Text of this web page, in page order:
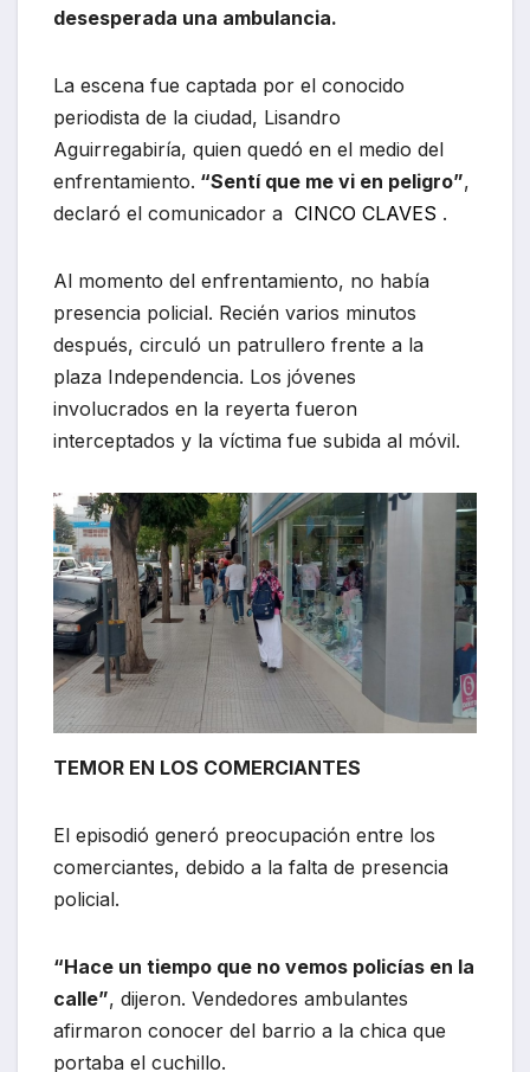
desesperada una ambulancia.
La escena fue captada por el conocido
periodista de la ciudad, Lisandro
Aguirregabiría, quien quedó en el medio del
enfrentamiento. “Sentí que me vi en peligro”,
declaró el comunicador a CINCO CLAVES .
Al momento del enfrentamiento, no había
presencia policial. Recién varios minutos
después, circuló un patrullero frente a la
plaza Independencia. Los jóvenes
involucrados en la reyerta fueron
interceptados y la víctima fue subida al móvil.
TEMOR EN LOS COMERCIANTES
El episodió generó preocupación entre los
comerciantes, debido a la falta de presencia
policial.
“Hace un tiempo que no vemos policías en la
calle”, dijeron. Vendedores ambulantes
afirmaron conocer del barrio a la chica que
portaba el cuchillo.